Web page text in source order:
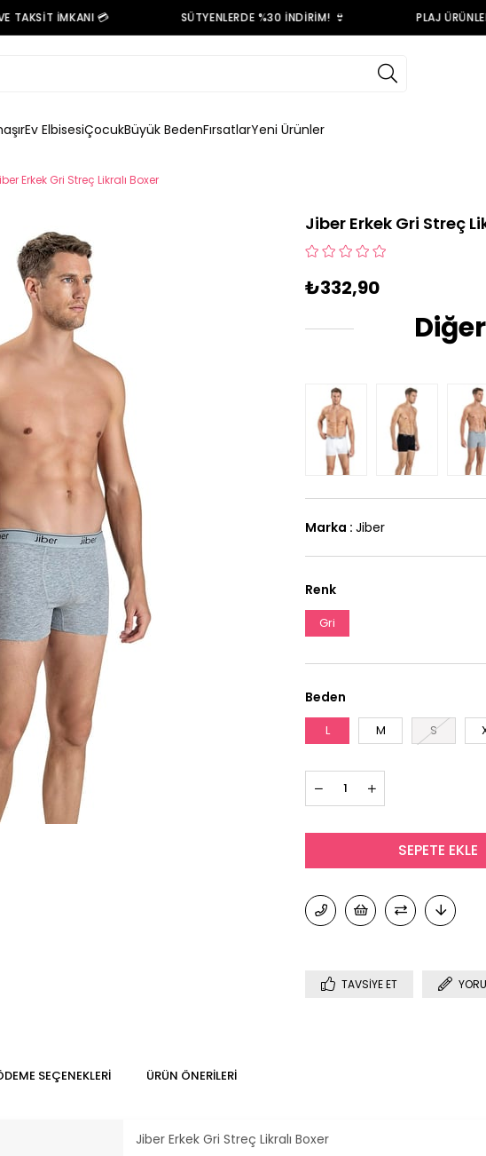
İMKANI 💳 SÜTYENLERDE %30 İNDİRİM! 👙 PLAJ
Ev ElbisesiÇocukBüyük BedenFırsatlarYeni Ürünler
Erkek Gri Streç Likralı Boxer
Jiber Erkek Gri Streç
₺332,90
Marka : Jiber
Renk
Gri
Beden
L M S
TAVSIYE ET
SEÇENEKLERI ÜRÜN ÖNERILERI
Jiber Erkek Gri Streç Likralı Boxer